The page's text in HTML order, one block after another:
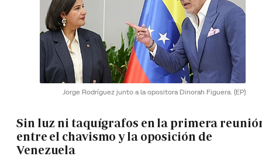
Jorge Rodríguez junto a la opositora Dinorah Figuera. (EP)
Sin luz ni taquígrafos en la primera
entre el chavismo y la oposición de
Venezuela